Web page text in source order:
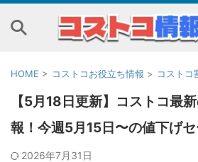
HOME > コストコお役立ち情報 > コストコ
【5月18日更新】コストコ最
報！今週5月15日〜の値下げ
2026年7月31日